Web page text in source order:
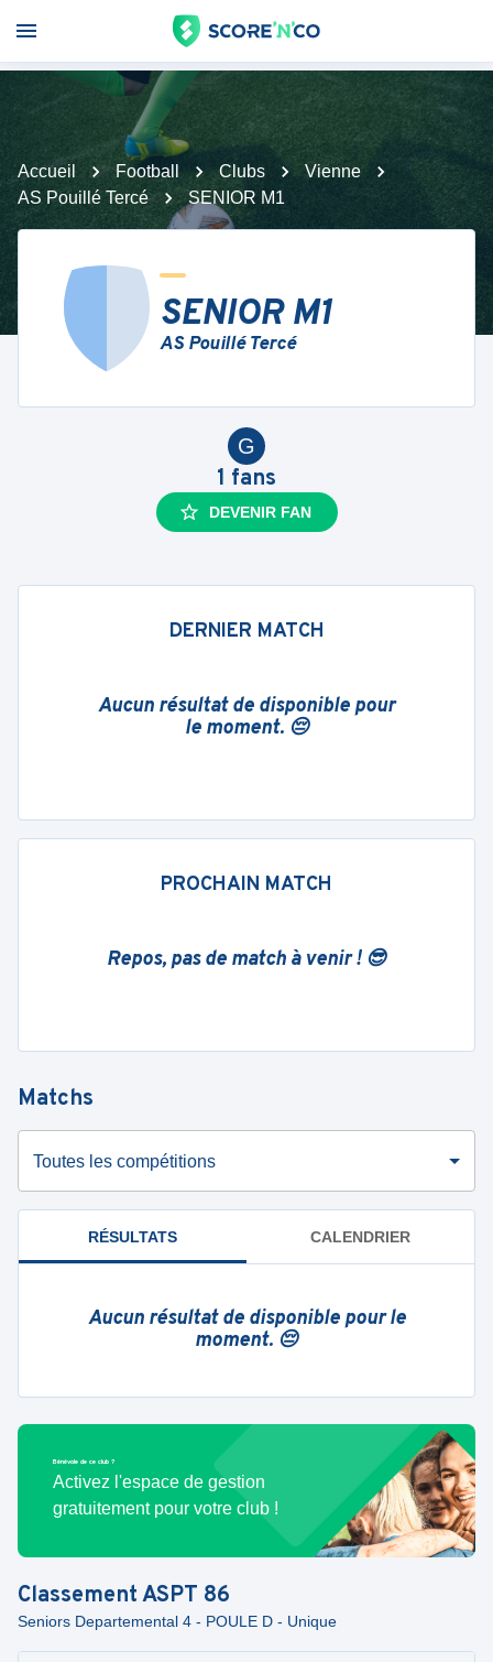
Accueil Football Clubs
Vienne
AS Pouillé Tercé
SENIOR M1
SENIOR M1
AS Pouillé Tercé
G
1 fans
DEVENIR FAN
DERNIER MATCH
Aucun résultat de disponible pour
le moment. 😔
PROCHAIN MATCH
Repos, pas de match à venir ! 😎
Matchs
Toutes les compétitions
RÉSULTATS CALENDRIER
Aucun résultat de disponible pour le
moment. 😔
Bénévole de ce club ?
Activez l'espace de gestion
gratuitement pour votre club !
ClassementASPT 86
Seniors Departemental 4 - POULE D - Unique